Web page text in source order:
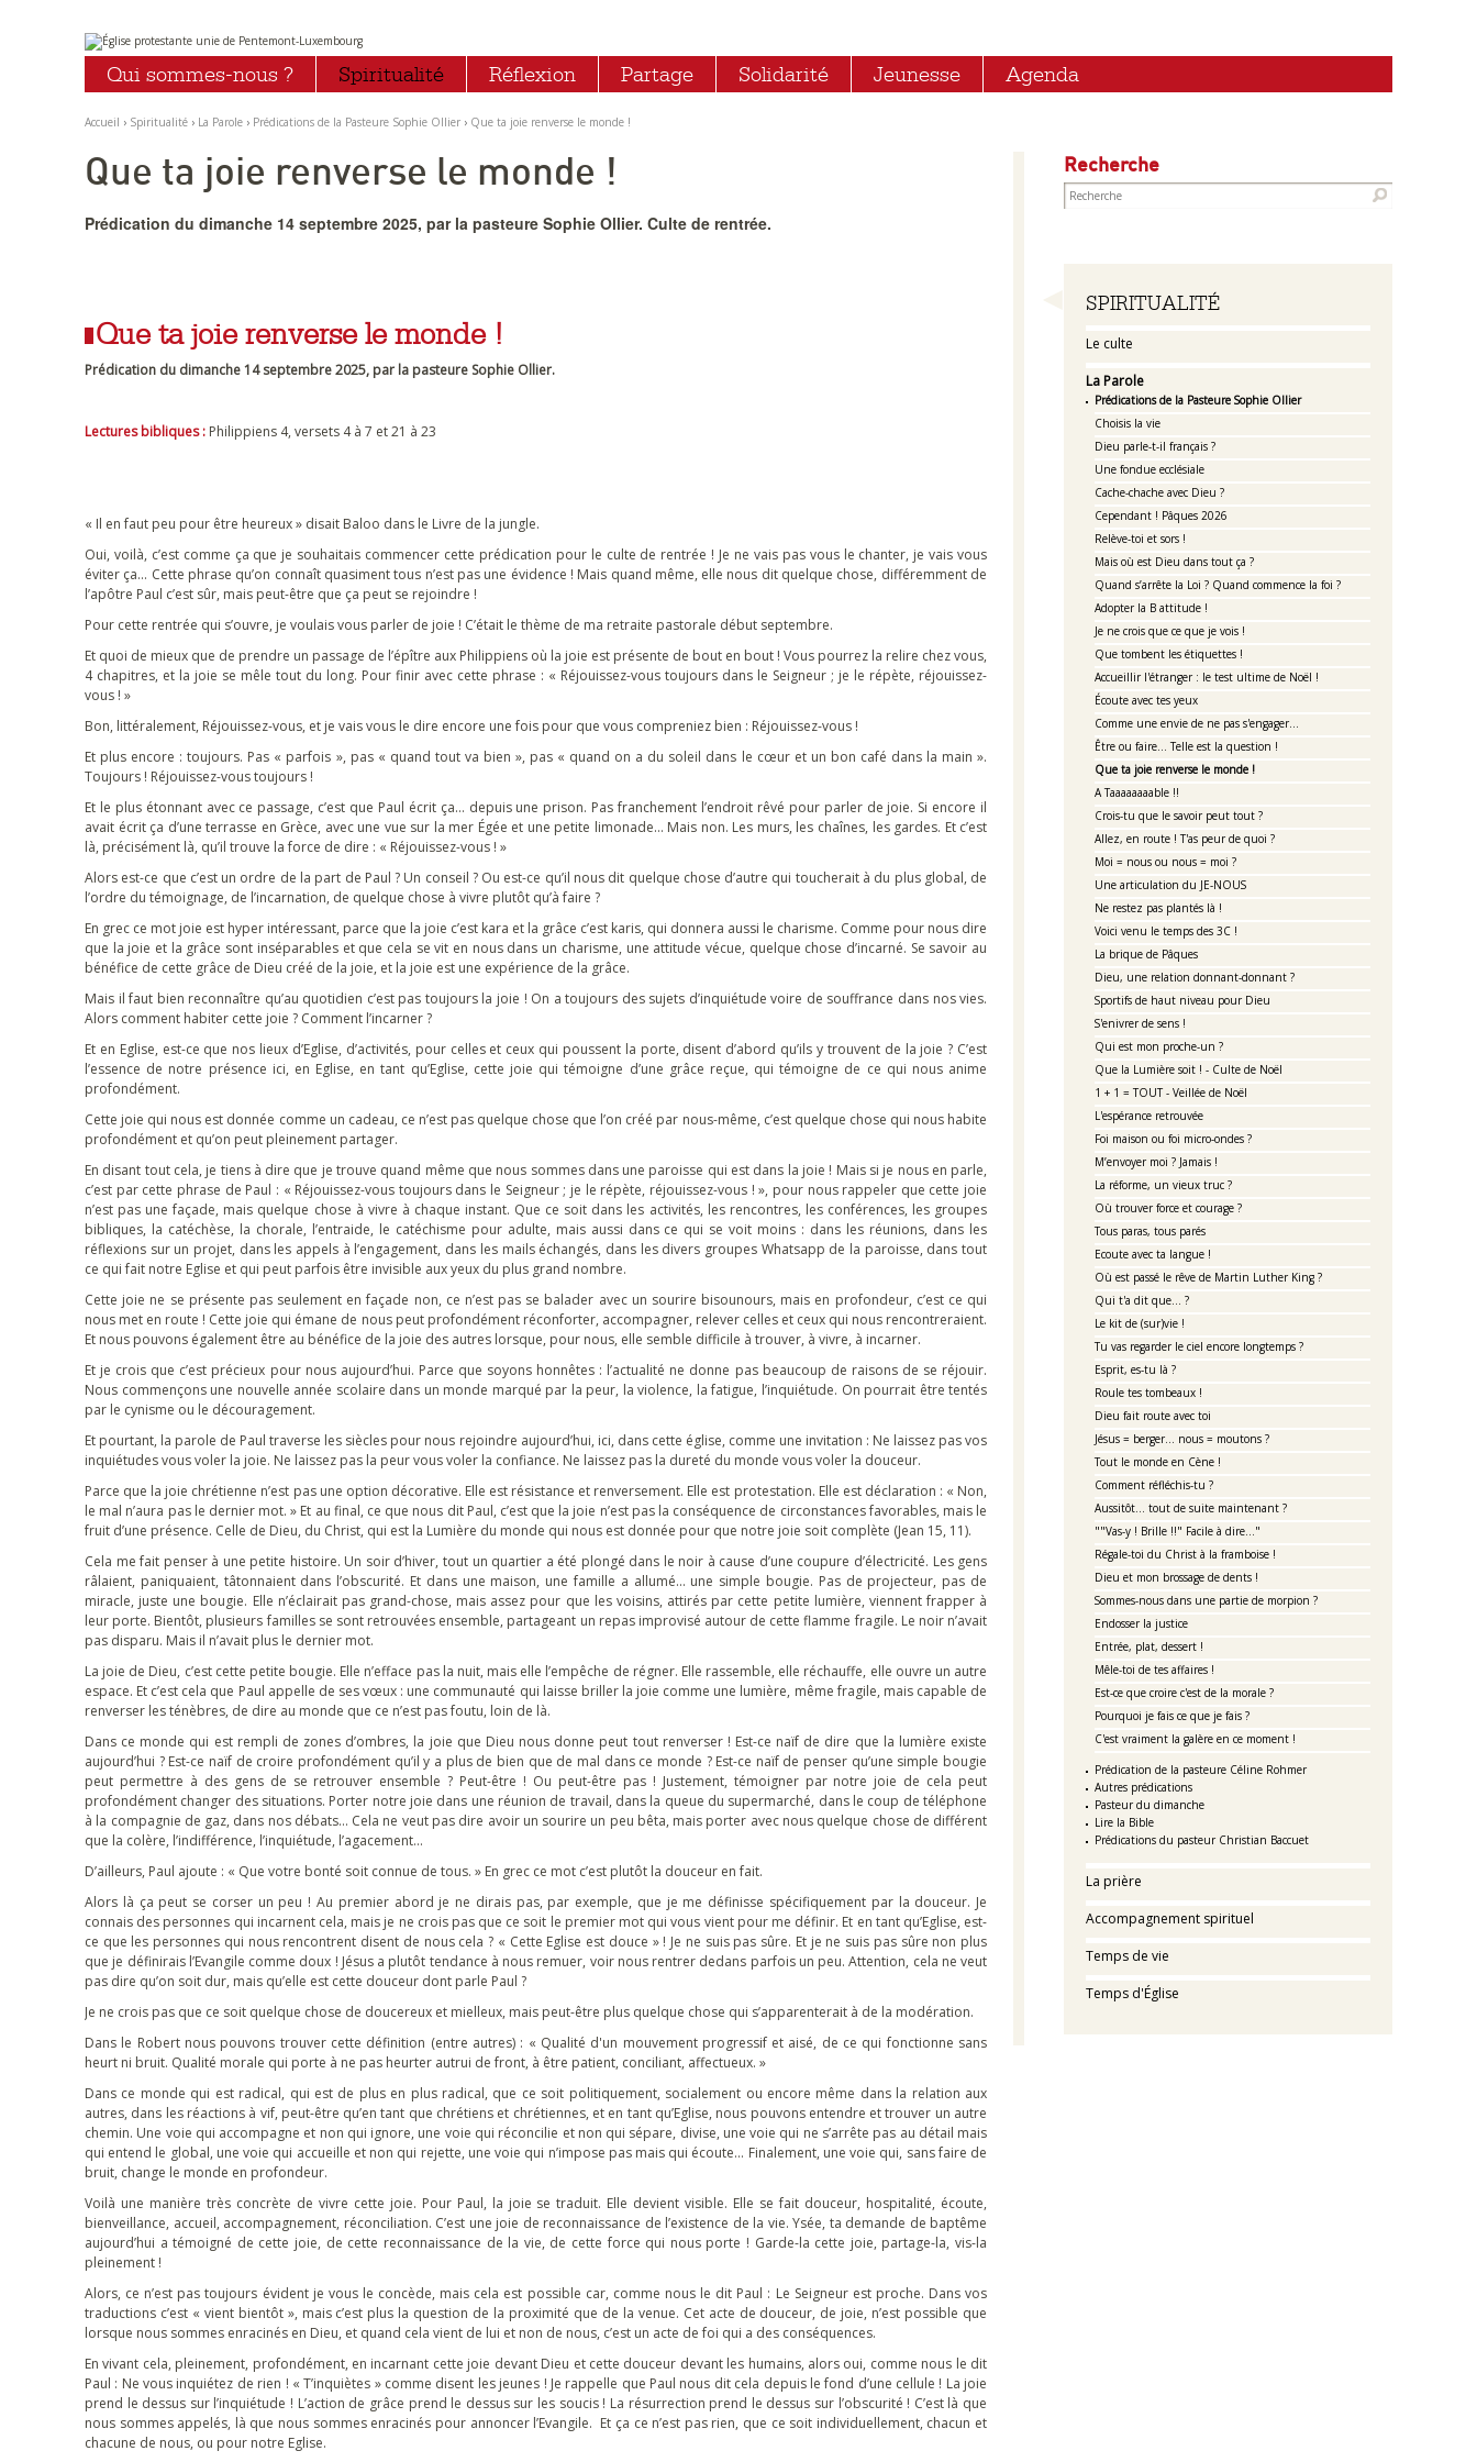
Aller
au
contenu.
à
Outils
personnels
Qui sommes-nous ? Spiritualité Réflexion Partage Solidarité Jeunesse Agenda
Accueil › Spiritualité › La Parole › Prédications de la Pasteure Sophie Ollier › Que ta joie renverse le monde !
Recherche
Navigation
SPIRITUALITÉ
Le culte
La Parole
Prédications de la Pasteure Sophie Ollier
Choisis la vie
Dieu parle-t-il français ?
Une fondue ecclésiale
Cache-chache avec Dieu ?
Cependant ! Pâques 2026
Relève-toi et sors !
Mais où est Dieu dans tout ça ?
Quand s’arrête la Loi ? Quand commence la foi ?
Adopter la B attitude !
Je ne crois que ce que je vois !
Que tombent les étiquettes !
Accueillir l'étranger : le test ultime de Noël !
Écoute avec tes yeux
Comme une envie de ne pas s'engager...
Être ou faire… Telle est la question !
Que ta joie renverse le monde !
A Taaaaaaaable !!
Crois-tu que le savoir peut tout ?
Allez, en route ! T'as peur de quoi ?
Moi = nous ou nous = moi ?
Une articulation du JE-NOUS
Ne restez pas plantés là !
Voici venu le temps des 3C !
La brique de Pâques
Dieu, une relation donnant-donnant ?
Sportifs de haut niveau pour Dieu
S'enivrer de sens !
Qui est mon proche-un ?
Que la Lumière soit ! - Culte de Noël
1 + 1 = TOUT - Veillée de Noël
L'espérance retrouvée
Foi maison ou foi micro-ondes ?
M’envoyer moi ? Jamais !
La réforme, un vieux truc ?
Où trouver force et courage ?
Tous paras, tous parés
Ecoute avec ta langue !
Où est passé le rêve de Martin Luther King ?
Qui t'a dit que... ?
Le kit de (sur)vie !
Tu vas regarder le ciel encore longtemps ?
Esprit, es-tu là ?
Roule tes tombeaux !
Dieu fait route avec toi
Jésus = berger... nous = moutons ?
Tout le monde en Cène !
Comment réfléchis-tu ?
Aussitôt... tout de suite maintenant ?
""Vas-y ! Brille !!" Facile à dire..."
Régale-toi du Christ à la framboise !
Dieu et mon brossage de dents !
Sommes-nous dans une partie de morpion ?
Endosser la justice
Entrée, plat, dessert !
Mêle-toi de tes affaires !
Est-ce que croire c'est de la morale ?
Pourquoi je fais ce que je fais ?
C'est vraiment la galère en ce moment !
Prédication de la pasteure Céline Rohmer
Autres prédications
Pasteur du dimanche
Lire la Bible
Prédications du pasteur Christian Baccuet
La prière
Accompagnement spirituel
Temps de vie
Temps d'Église
Que ta joie renverse le monde !
Prédication du dimanche 14 septembre 2025, par la pasteure Sophie Ollier. Culte de rentrée.
Que ta joie renverse le monde !
Prédication du dimanche 14 septembre 2025, par la pasteure Sophie Ollier.
Lectures bibliques : Philippiens 4, versets 4 à 7 et 21 à 23
« Il en faut peu pour être heureux » disait Baloo dans le Livre de la jungle.
Oui, voilà, c’est comme ça que je souhaitais commencer cette prédication pour le culte de rentrée ! Je ne vais pas vous le chanter, je vais vous
éviter ça… Cette phrase qu’on connaît quasiment tous n’est pas une évidence ! Mais quand même, elle nous dit quelque chose, différemment de
l’apôtre Paul c’est sûr, mais peut-être que ça peut se rejoindre !
Pour cette rentrée qui s’ouvre, je voulais vous parler de joie ! C’était le thème de ma retraite pastorale début septembre.
Et quoi de mieux que de prendre un passage de l’épître aux Philippiens où la joie est présente de bout en bout ! Vous pourrez la relire chez vous,
4 chapitres, et la joie se mêle tout du long. Pour finir avec cette phrase : « Réjouissez-vous toujours dans le Seigneur ; je le répète, réjouissez-
vous ! »
Bon, littéralement, Réjouissez-vous, et je vais vous le dire encore une fois pour que vous compreniez bien : Réjouissez-vous !
Et plus encore : toujours. Pas « parfois », pas « quand tout va bien », pas « quand on a du soleil dans le cœur et un bon café dans la main ».
Toujours ! Réjouissez-vous toujours !
Et le plus étonnant avec ce passage, c’est que Paul écrit ça… depuis une prison. Pas franchement l’endroit rêvé pour parler de joie. Si encore il
avait écrit ça d’une terrasse en Grèce, avec une vue sur la mer Égée et une petite limonade… Mais non. Les murs, les chaînes, les gardes. Et c’est
là, précisément là, qu’il trouve la force de dire : « Réjouissez-vous ! »
Alors est-ce que c’est un ordre de la part de Paul ? Un conseil ? Ou est-ce qu’il nous dit quelque chose d’autre qui toucherait à du plus global, de
l’ordre du témoignage, de l’incarnation, de quelque chose à vivre plutôt qu’à faire ?
En grec ce mot joie est hyper intéressant, parce que la joie c’est kara et la grâce c’est karis, qui donnera aussi le charisme. Comme pour nous dire
que la joie et la grâce sont inséparables et que cela se vit en nous dans un charisme, une attitude vécue, quelque chose d’incarné. Se savoir au
bénéfice de cette grâce de Dieu créé de la joie, et la joie est une expérience de la grâce.
Mais il faut bien reconnaître qu’au quotidien c’est pas toujours la joie ! On a toujours des sujets d’inquiétude voire de souffrance dans nos vies.
Alors comment habiter cette joie ? Comment l’incarner ?
Et en Eglise, est-ce que nos lieux d’Eglise, d’activités, pour celles et ceux qui poussent la porte, disent d’abord qu’ils y trouvent de la joie ? C’est
l’essence de notre présence ici, en Eglise, en tant qu’Eglise, cette joie qui témoigne d’une grâce reçue, qui témoigne de ce qui nous anime
profondément.
Cette joie qui nous est donnée comme un cadeau, ce n’est pas quelque chose que l’on créé par nous-même, c’est quelque chose qui nous habite
profondément et qu’on peut pleinement partager.
En disant tout cela, je tiens à dire que je trouve quand même que nous sommes dans une paroisse qui est dans la joie ! Mais si je nous en parle,
c’est par cette phrase de Paul : « Réjouissez-vous toujours dans le Seigneur ; je le répète, réjouissez-vous ! », pour nous rappeler que cette joie
n’est pas une façade, mais quelque chose à vivre à chaque instant. Que ce soit dans les activités, les rencontres, les conférences, les groupes
bibliques, la catéchèse, la chorale, l’entraide, le catéchisme pour adulte, mais aussi dans ce qui se voit moins : dans les réunions, dans les
réflexions sur un projet, dans les appels à l’engagement, dans les mails échangés, dans les divers groupes Whatsapp de la paroisse, dans tout
ce qui fait notre Eglise et qui peut parfois être invisible aux yeux du plus grand nombre.
Cette joie ne se présente pas seulement en façade non, ce n’est pas se balader avec un sourire bisounours, mais en profondeur, c’est ce qui
nous met en route ! Cette joie qui émane de nous peut profondément réconforter, accompagner, relever celles et ceux qui nous rencontreraient.
Et nous pouvons également être au bénéfice de la joie des autres lorsque, pour nous, elle semble difficile à trouver, à vivre, à incarner.
Et je crois que c’est précieux pour nous aujourd’hui. Parce que soyons honnêtes : l’actualité ne donne pas beaucoup de raisons de se réjouir.
Nous commençons une nouvelle année scolaire dans un monde marqué par la peur, la violence, la fatigue, l’inquiétude. On pourrait être tentés
par le cynisme ou le découragement.
Et pourtant, la parole de Paul traverse les siècles pour nous rejoindre aujourd’hui, ici, dans cette église, comme une invitation : Ne laissez pas vos
inquiétudes vous voler la joie. Ne laissez pas la peur vous voler la confiance. Ne laissez pas la dureté du monde vous voler la douceur.
Parce que la joie chrétienne n’est pas une option décorative. Elle est résistance et renversement. Elle est protestation. Elle est déclaration : « Non,
le mal n’aura pas le dernier mot. » Et au final, ce que nous dit Paul, c’est que la joie n’est pas la conséquence de circonstances favorables, mais le
fruit d’une présence. Celle de Dieu, du Christ, qui est la Lumière du monde qui nous est donnée pour que notre joie soit complète (Jean 15, 11).
Cela me fait penser à une petite histoire. Un soir d’hiver, tout un quartier a été plongé dans le noir à cause d’une coupure d’électricité. Les gens
râlaient, paniquaient, tâtonnaient dans l’obscurité. Et dans une maison, une famille a allumé… une simple bougie. Pas de projecteur, pas de
miracle, juste une bougie. Elle n’éclairait pas grand-chose, mais assez pour que les voisins, attirés par cette petite lumière, viennent frapper à
leur porte. Bientôt, plusieurs familles se sont retrouvées ensemble, partageant un repas improvisé autour de cette flamme fragile. Le noir n’avait
pas disparu. Mais il n’avait plus le dernier mot.
La joie de Dieu, c’est cette petite bougie. Elle n’efface pas la nuit, mais elle l’empêche de régner. Elle rassemble, elle réchauffe, elle ouvre un autre
espace. Et c’est cela que Paul appelle de ses vœux : une communauté qui laisse briller la joie comme une lumière, même fragile, mais capable de
renverser les ténèbres, de dire au monde que ce n’est pas foutu, loin de là.
Dans ce monde qui est rempli de zones d’ombres, la joie que Dieu nous donne peut tout renverser ! Est-ce naïf de dire que la lumière existe
aujourd’hui ? Est-ce naïf de croire profondément qu’il y a plus de bien que de mal dans ce monde ? Est-ce naïf de penser qu’une simple bougie
peut permettre à des gens de se retrouver ensemble ? Peut-être ! Ou peut-être pas ! Justement, témoigner par notre joie de cela peut
profondément changer des situations. Porter notre joie dans une réunion de travail, dans la queue du supermarché, dans le coup de téléphone
à la compagnie de gaz, dans nos débats… Cela ne veut pas dire avoir un sourire un peu bêta, mais porter avec nous quelque chose de différent
que la colère, l’indifférence, l’inquiétude, l’agacement…
D’ailleurs, Paul ajoute : « Que votre bonté soit connue de tous. » En grec ce mot c’est plutôt la douceur en fait.
Alors là ça peut se corser un peu ! Au premier abord je ne dirais pas, par exemple, que je me définisse spécifiquement par la douceur. Je
connais des personnes qui incarnent cela, mais je ne crois pas que ce soit le premier mot qui vous vient pour me définir. Et en tant qu’Eglise, est-
ce que les personnes qui nous rencontrent disent de nous cela ? « Cette Eglise est douce » ! Je ne suis pas sûre. Et je ne suis pas sûre non plus
que je définirais l’Evangile comme doux ! Jésus a plutôt tendance à nous remuer, voir nous rentrer dedans parfois un peu. Attention, cela ne veut
pas dire qu’on soit dur, mais qu’elle est cette douceur dont parle Paul ?
Je ne crois pas que ce soit quelque chose de doucereux et mielleux, mais peut-être plus quelque chose qui s’apparenterait à de la modération.
Dans le Robert nous pouvons trouver cette définition (entre autres) : « Qualité d'un mouvement progressif et aisé, de ce qui fonctionne sans
heurt ni bruit. Qualité morale qui porte à ne pas heurter autrui de front, à être patient, conciliant, affectueux. »
Dans ce monde qui est radical, qui est de plus en plus radical, que ce soit politiquement, socialement ou encore même dans la relation aux
autres, dans les réactions à vif, peut-être qu’en tant que chrétiens et chrétiennes, et en tant qu’Eglise, nous pouvons entendre et trouver un autre
chemin. Une voie qui accompagne et non qui ignore, une voie qui réconcilie et non qui sépare, divise, une voie qui ne s’arrête pas au détail mais
qui entend le global, une voie qui accueille et non qui rejette, une voie qui n’impose pas mais qui écoute… Finalement, une voie qui, sans faire de
bruit, change le monde en profondeur.
Voilà une manière très concrète de vivre cette joie. Pour Paul, la joie se traduit. Elle devient visible. Elle se fait douceur, hospitalité, écoute,
bienveillance, accueil, accompagnement, réconciliation. C’est une joie de reconnaissance de l’existence de la vie. Ysée, ta demande de baptême
aujourd’hui a témoigné de cette joie, de cette reconnaissance de la vie, de cette force qui nous porte ! Garde-la cette joie, partage-la, vis-la
pleinement !
Alors, ce n’est pas toujours évident je vous le concède, mais cela est possible car, comme nous le dit Paul : Le Seigneur est proche. Dans vos
traductions c’est « vient bientôt », mais c’est plus la question de la proximité que de la venue. Cet acte de douceur, de joie, n’est possible que
lorsque nous sommes enracinés en Dieu, et quand cela vient de lui et non de nous, c’est un acte de foi qui a des conséquences.
En vivant cela, pleinement, profondément, en incarnant cette joie devant Dieu et cette douceur devant les humains, alors oui, comme nous le dit
Paul : Ne vous inquiétez de rien ! « T’inquiètes » comme disent les jeunes ! Je rappelle que Paul nous dit cela depuis le fond d’une cellule ! La joie
prend le dessus sur l’inquiétude ! L’action de grâce prend le dessus sur les soucis ! La résurrection prend le dessus sur l’obscurité ! C’est là que
nous sommes appelés, là que nous sommes enracinés pour annoncer l’Evangile. Et ça ce n’est pas rien, que ce soit individuellement, chacun et
chacune de nous, ou pour notre Eglise.